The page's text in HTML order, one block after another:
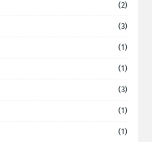
(2)
(3)
(1)
(1)
(3)
(1)
(1)